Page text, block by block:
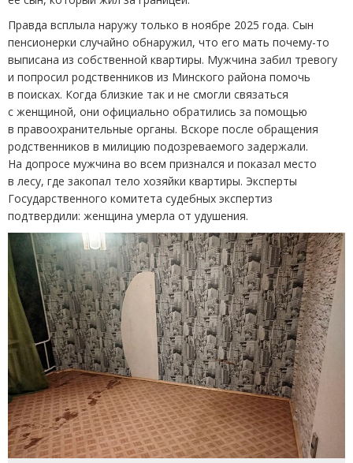
Правда всплыла наружу только в ноябре 2025 года. Сын
пенсионерки случайно обнаружил, что его мать почему-то
выписана из собственной квартиры. Мужчина забил тревогу
и попросил родственников из Минского района помочь
в поисках. Когда близкие так и не смогли связаться
с женщиной, они официально обратились за помощью
в правоохранительные органы. Вскоре после обращения
родственников в милицию подозреваемого задержали.
На допросе мужчина во всем признался и показал место
в лесу, где закопал тело хозяйки квартиры. Эксперты
Государственного комитета судебных экспертиз
подтвердили: женщина умерла от удушения.